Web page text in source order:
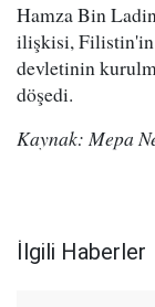
Hamza Bin
ilişkisi,
devletinin
döşedi.
Kaynak: Mepa
İlgili Haberler